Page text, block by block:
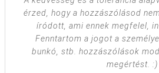
érzed, hogy a hozzászólásod
íródott, ami ennek megfelel,
Fenntartom a jogot a
bunkó, stb. hozzászólások
megértést. :)